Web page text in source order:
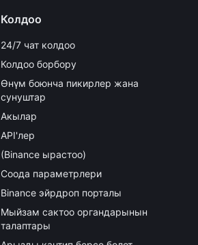
Колдоо
24/7 чат колдоо
Колдоо борбору
Өнүм боюнча пикирлер жана
сунуштар
Акылар
API'лер
(Binance ырастоо)
Соода параметрлери
Binance эйрдроп порталы
Мыйзам сактоо органдарынын
талаптары